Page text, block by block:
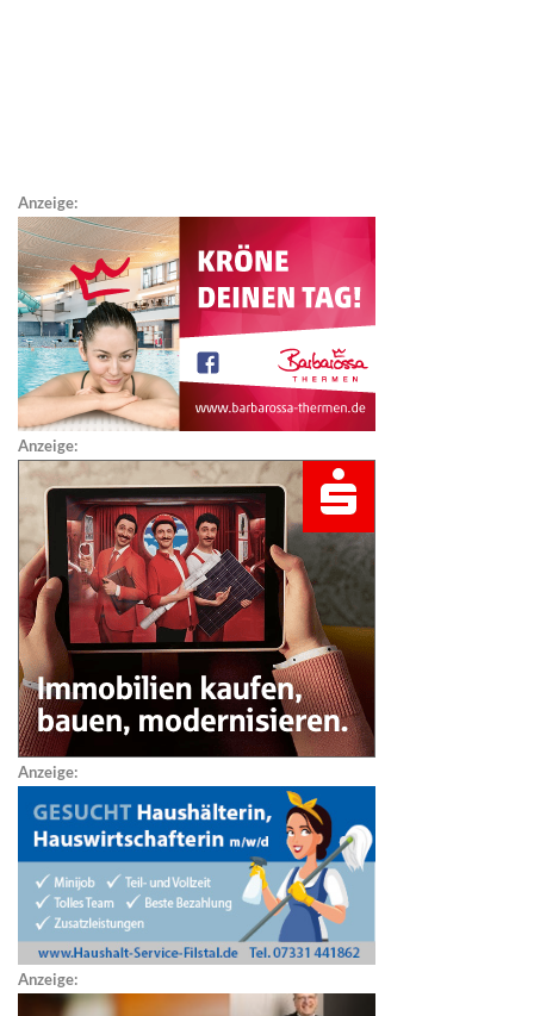
Anzeige:
Anzeige:
Anzeige:
Anzeige: